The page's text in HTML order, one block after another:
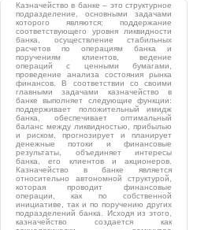
Казначейство в банке – это структурное
подразделение, основными задачами
которого являются: поддержание
соответствующего уровня ликвидности
банка, осуществление стабильных
расчетов по операциям банка и
поручениям клиентов, ведение
операций с ценными бумагами,
проведение анализа состояния рынка
финансов. В соответствии со своими
главными задачами казначейство в
банке выполняет следующие функции:
поддерживает положительный имидж
банка, обеспечивает оптимальный
баланс между ликвидностью, прибылью
и риском, прогнозирует и планирует
денежные потоки и финансовые
результаты, объединяет интересы
банка, его клиентов и акционеров.
Казначейство в банке является
относительно автономной структурой,
которая проводит финансовые
операции, как по собственной
инициативе, так и по поручению других
подразделений банка. Исходя из этого,
казначейство создается как